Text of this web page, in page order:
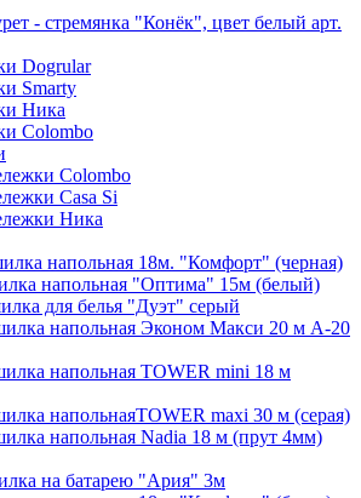
- стремянка "Конёк", цвет белый арт.
Dogrular
Smarty
Ника
Сolombo
Colombo
Сasa Si
Ника
напольная 18м. "Комфорт" (черная)
напольная "Оптима" 15м (белый)
для белья "Дуэт" серый
напольная Эконом Макси 20 м А-20
напольная TOWER mini 18 м
напольнаяTOWER maxi 30 м (серая)
напольная Nadia 18 м (прут 4мм)
на батарею "Ария" 3м